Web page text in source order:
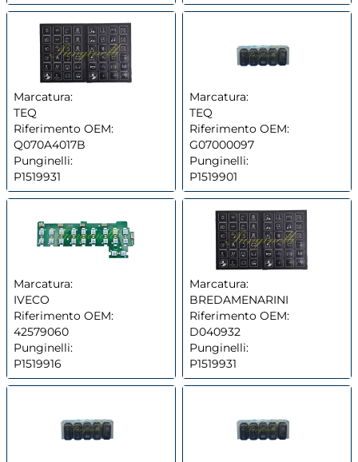
Marcatura:
TEQ
Riferimento OEM:
Q070A4017B
Punginelli:
P1519931
Marcatura:
TEQ
Riferimento OEM:
G07000097
Punginelli:
P1519901
Marcatura:
IVECO
Riferimento OEM:
42579060
Punginelli:
P1519916
Marcatura:
BREDAMENARINI
Riferimento OEM:
D040932
Punginelli:
P1519931